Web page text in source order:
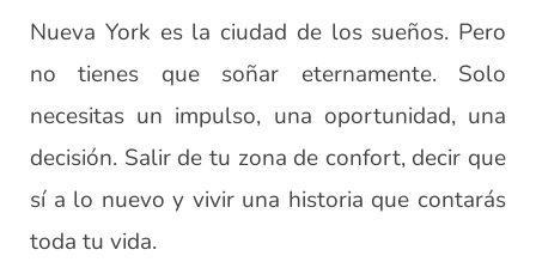
Nueva York es la ciudad de los sueños. Pero
no tienes que soñar eternamente. Solo
necesitas un impulso, una oportunidad, una
decisión. Salir de tu zona de confort, decir que
sí a lo nuevo y vivir una historia que contarás
toda tu vida.